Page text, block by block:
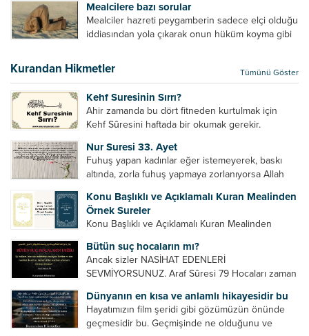
geliştirmeleri hususunda bazen açık bazen gizli
tenkitlerde bulunmuşuzdur. Örneğin hocalarda
olması gereken hususları sıralar ve...
Mealcilere bazı sorular
Mealciler hazreti peygamberin sadece elçi olduğu
iddiasından yola çıkarak onun hüküm koyma gibi
elçilik yaptığı makam adına teşri yapamaz. Sadece
elçi kelimesinin manasından...
Kurandan Hikmetler Tümünü Göster
Kehf Suresinin Sırrı?
Ahir zamanda bu dört fitneden kurtulmak için
Kehf Sûresini haftada bir okumak gerekir.
din algısı, yanlış din öğreten hoca algısını yenmek
vb. Dini doğru...
Nur Suresi 33. Ayet
Fuhuş yapan kadınlar eğer istemeyerek, baskı
altında, zorla fuhuş yapmaya zorlanıyorsa Allah
cariyelerinizi dünya hayatının menfaatini elde
etmek için fuhuş yapmaya zorlamayın. Her...
Konu Başlıklı ve Açıklamalı Kuran Mealinden
Örnek Sureler
Konu Başlıklı ve Açıklamalı Kuran Mealinden
Bütün suç hocaların mı?
Ancak sizler NASİHAT EDENLERİ
SEVMİYORSUNUZ. Araf Sûresi 79 Hocaları zaman
geliştirmeleri hususunda bazen açık bazen gizli
tenkitlerde bulunmuşuzdur. Örneğin hocalarda
olması gereken hususları sıralar ve...
Dünyanın en kısa ve anlamlı hikayesidir bu
Hayatımızın film şeridi gibi gözümüzün önünde
geçmesidir bu. Geçmişinde ne olduğunu ve